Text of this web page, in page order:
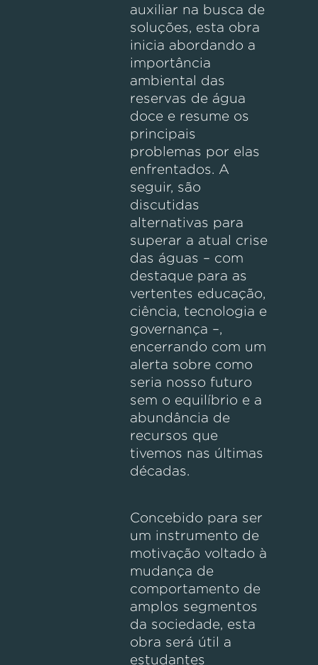
auxiliar na busca de
soluções, esta obra
inicia abordando a
importância
ambiental das
reservas de água
doce e resume os
principais
problemas por elas
enfrentados. A
seguir, são
discutidas
alternativas para
superar a atual crise
das águas – com
destaque para as
vertentes educação,
ciência, tecnologia e
governança –,
encerrando com um
alerta sobre como
seria nosso futuro
sem o equilíbrio e a
abundância de
recursos que
tivemos nas últimas
décadas.
Concebido para ser
um instrumento de
motivação voltado à
mudança de
comportamento de
amplos segmentos
da sociedade, esta
obra será útil a
estudantes